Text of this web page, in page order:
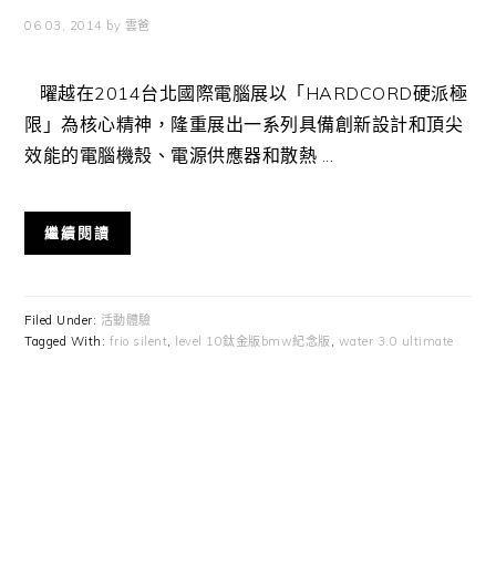
06 03, 2014 by 雲爸
曜越在2014台北國際電腦展以「HARDCORD硬派極
限」為核心精神，隆重展出一系列具備創新設計和頂尖
效能的電腦機殼、電源供應器和散熱 ...
繼續閱讀
Filed Under: 活動體驗
Tagged With: frio silent, level 10鈦金版bmw紀念版 , water 3.0 ultimate